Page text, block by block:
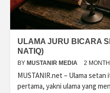
ULAMA JURU BICARA
NATIQ)
BY MUSTANIR MEDIA 2
MUSTANIR.net – Ulama setan
pertama, yakni ulama yang